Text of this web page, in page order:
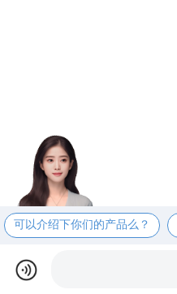
可以介绍下你们的产品么？